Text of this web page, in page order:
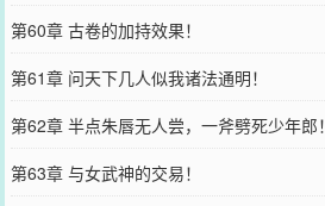
第60章 古卷的加持效果！
第61章 问天下几人似我诸法通明！
第62章 半点朱唇无人尝，一斧劈死少年郎！
第63章 与女武神的交易！